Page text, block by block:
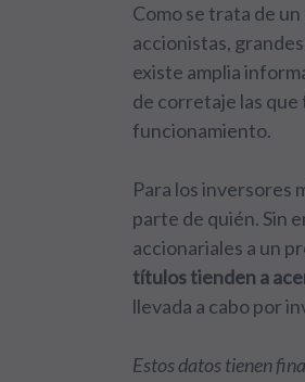
Como se trata de
accionistas,
existe amplia
de corretaje las que
funcionamiento.
Para los inversores
parte de quién. Sin
accionariales a un
títulos tienden a
llevada a cabo por
Estos datos tienen